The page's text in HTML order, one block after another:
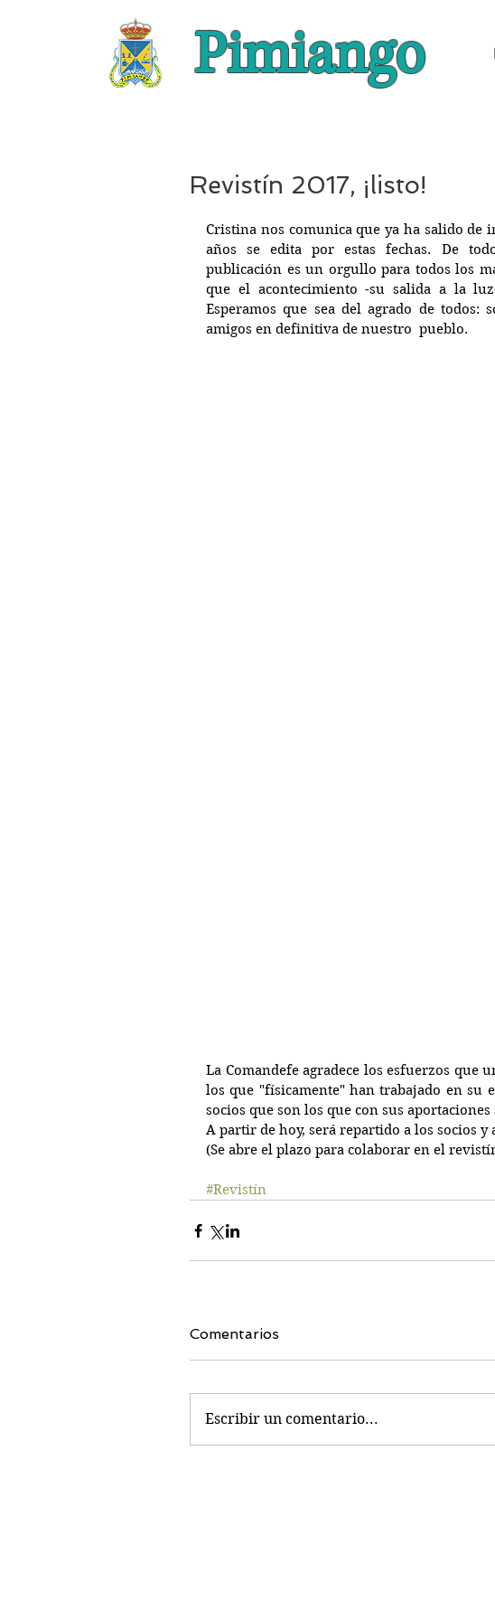
Pimiango
Revistín 2017, ¡listo!
Cristina nos comunica que ya ha salido de
años se edita por estas fechas. De
publicación es un orgullo para todos los
que el acontecimiento -su salida a la
Esperamos que sea del agrado de todos:
amigos en definitiva de nuestro  pueblo.
La Comandefe agradece los esfuerzos que
los que "físicamente" han trabajado en su
socios que son los que con sus
A partir de hoy, será repartido a los socios
(Se abre el plazo para colaborar en el
#Revistín
Comentarios
Escribir un comentario...